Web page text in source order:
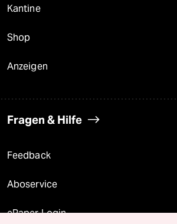
Kantine
Shop
Anzeigen
Fragen & Hilfe
Feedback
Aboservice
ePaper Login